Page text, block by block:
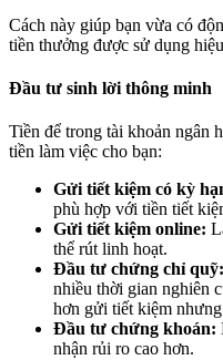
Cách này giúp bạn vừa có
tiền thưởng được sử dụng
Đầu tư sinh lời thông minh
Tiền để trong tài khoản ngân
tiền làm việc cho bạn:
Gửi tiết kiệm có kỳ
phù hợp với tiền tiết
Gửi tiết kiệm online:
thể rút linh hoạt.
Đầu tư chứng chỉ quỹ:
nhiều thời gian nghiên
hơn gửi tiết kiệm
Đầu tư chứng khoán:
nhận rủi ro cao hơn.